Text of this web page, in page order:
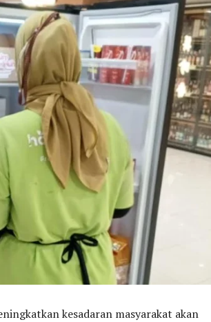
kesadaran masyarakat akan